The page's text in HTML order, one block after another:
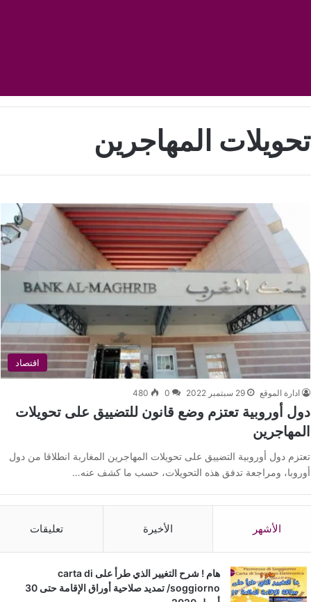
تحويلات المهاجرين
اقتصاد
ادارة الموقع 29 سبتمبر 2022 0
480
دول أوروبية تعتزم وضع قانون للتضييق على تحويلات
المهاجرين
تعتزم دول أوروبية التضييق على تحويلات المهاجرين المغاربة انطلاقا من دول
أوروبا، ومراجعة تدفق هذه التحويلات، حسب ما كشف عنه…
الأشهر الأخيرة تعليقات
هام ! شرح التغيير الذي طرأ على carta di
soggiorno/ تمديد صلاحية أوراق الإقامة حتى 30